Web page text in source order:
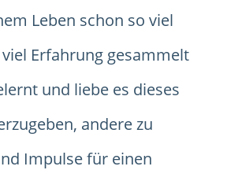
Leben schon so viel
Erfahrung gesammelt
und liebe es dieses
andere zu
Impulse für einen